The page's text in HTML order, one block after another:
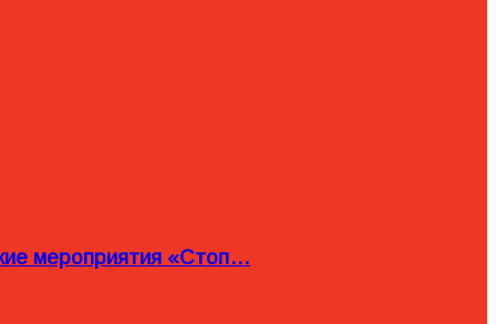
мероприятия «Стоп…